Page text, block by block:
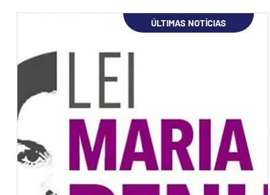
ÚLTIMAS NOTÍCIAS